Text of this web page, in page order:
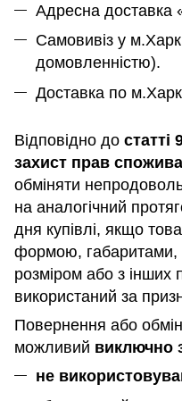
Адресна
Самовивіз у
домовленністю).
Доставка по
Відповідно до статті
захист прав
обміняти
на аналогічний
дня купівлі, якщо
формою,
розміром або з
використаний за
Повернення або
можливий виключно
не